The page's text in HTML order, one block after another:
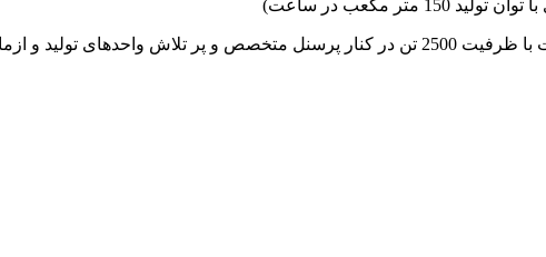
جهاد بتن با فضای کارگاهی و به کار گیری سه دستگاه بچینگ پلانت با ظرفیت 2500 تن در کنار پرسنل